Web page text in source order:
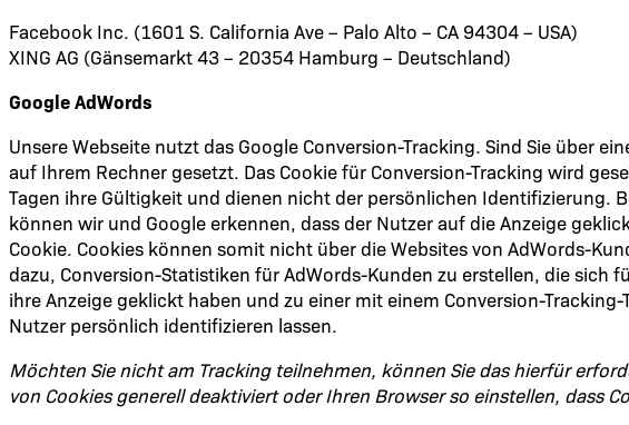
Facebook Inc. (1601 S. California Ave – Palo Alto – CA 94304 – USA)
XING AG (Gänsemarkt 43 – 20354 Hamburg – Deutschland)
Google AdWords
Unsere Webseite nutzt das Google Conversion-Tracking. Sind Sie über
auf Ihrem Rechner gesetzt. Das Cookie für Conversion-Tracking wird
Tagen ihre Gültigkeit und dienen nicht der persönlichen Identifizierung.
können wir und Google erkennen, dass der Nutzer auf die Anzeige
Cookie. Cookies können somit nicht über die Websites von AdWords-
dazu, Conversion-Statistiken für AdWords-Kunden zu erstellen, die sich
ihre Anzeige geklickt haben und zu einer mit einem Conversion-
Nutzer persönlich identifizieren lassen.
Möchten Sie nicht am Tracking teilnehmen, können Sie das hierfür
von Cookies generell deaktiviert oder Ihren Browser so einstellen, dass